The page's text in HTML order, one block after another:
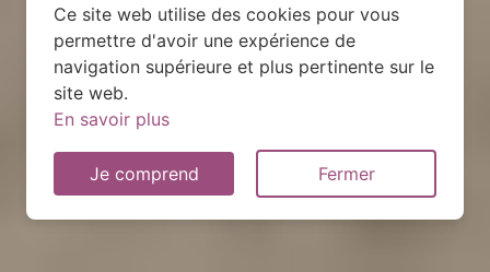
Ce site web utilise des cookies pour vous
permettre d'avoir une expérience de
navigation supérieure et plus pertinente sur le
site web.
En savoir plus
Je comprend Fermer